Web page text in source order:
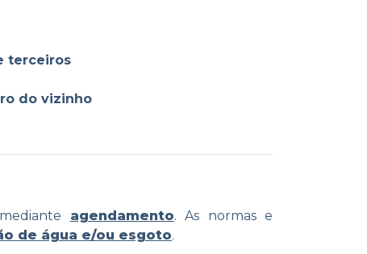
terceiros
do vizinho
agendamento. As normas e
de água e/ou esgoto.